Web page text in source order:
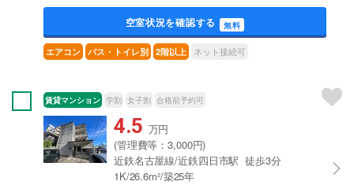
空室状況を確認する 無料
エアコン バス・トイレ別 2階以上 ネット接続可
賃貸マンション 学割 女子割 合格前予約可
4.5 万円
(管理費等：3,000円)
近鉄名古屋線/近鉄四日市駅 徒歩3分
1K/26.6m²/築25年